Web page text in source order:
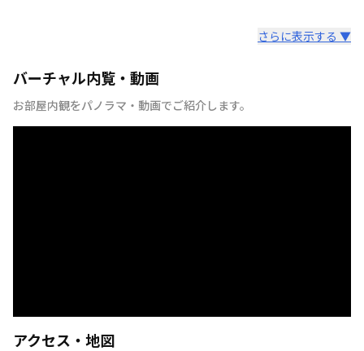
さらに表示する ▼
バーチャル内覧・動画
お部屋内観をパノラマ・動画でご紹介します。
アクセス・地図